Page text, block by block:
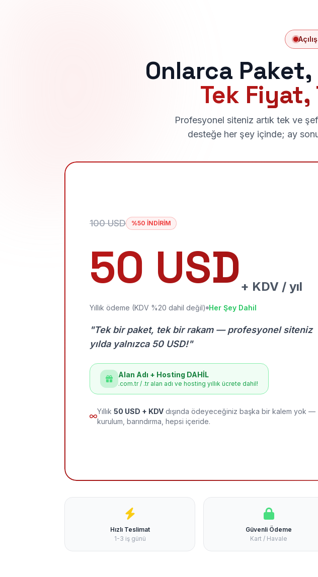
Onlarca
Tek Fiyat,
Profesyonel siteniz artık tek ve
desteğe her şey içinde; ay
100 USD %50 İNDİRİM
50 USD + KDV / yıl
Yıllık ödeme (KDV %20 dahil değil) Her Şey Dahil
"Tek bir paket, tek bir rakam — profesyonel siteniz
yılda yalnızca 50 USD!"
Alan Adı + Hosting DAHİL
.com.tr / .tr alan adı ve hosting yıllık ücrete dahil!
Yıllık 50 USD + KDV dışında ödeyeceğiniz başka bir kalem yok —
kurulum, barındırma, hepsi içeride.
Hızlı Teslimat
1-3 iş günü
Güvenli Ödeme
Kart / Havale